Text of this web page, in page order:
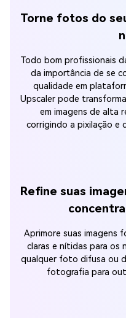
Torne fotos do
Todo bom profissionais
da importância de se
qualidade em
Upscaler pode
em imagens de alta
corrigindo a pixilação e
Refine suas
Aprimore suas imagens
claras e nítidas para os
qualquer foto difusa ou
fotografia para